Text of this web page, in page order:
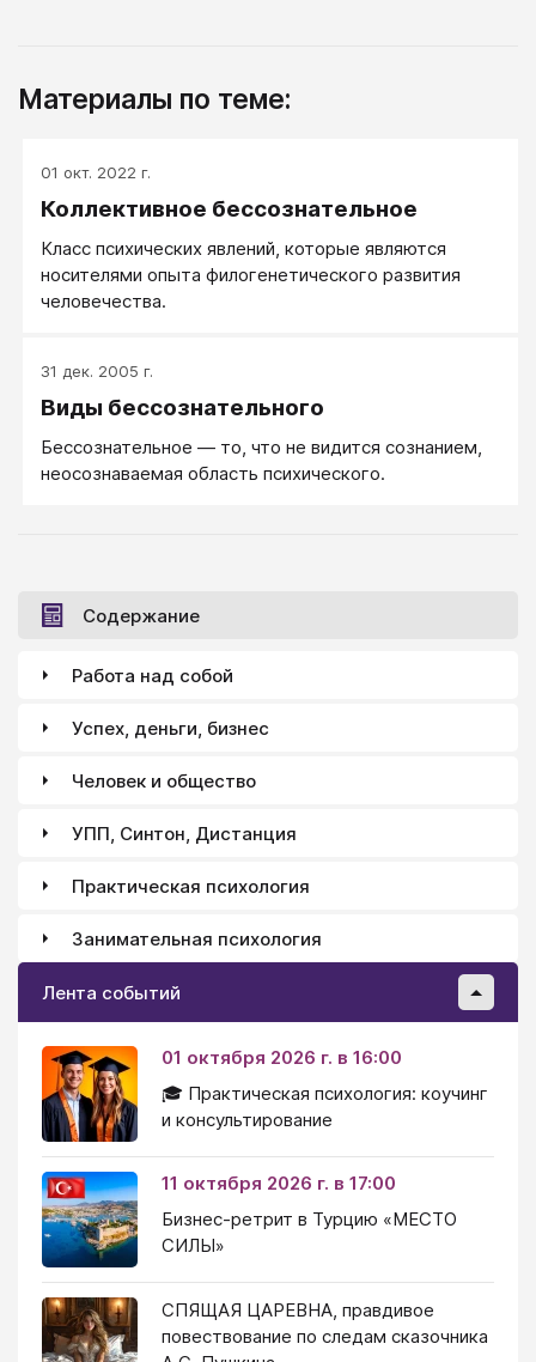
Материалы по теме:
01 окт. 2022 г.
Коллективное бессознательное
Класс психических явлений, которые являются
носителями опыта филогенетического развития
человечества.
31 дек. 2005 г.
Виды бессознательного
Бессознательное — то, что не видится сознанием,
неосознаваемая область психического.
Содержание
Работа над собой
Успех, деньги, бизнес
Человек и общество
УПП, Синтон, Дистанция
Практическая психология
Занимательная психология
Лента событий
01 октября 2026 г. в 16:00
🎓 Практическая психология: коучинг
и консультирование
11 октября 2026 г. в 17:00
Бизнес-ретрит в Турцию «МЕСТО
СИЛЫ»
СПЯЩАЯ ЦАРЕВНА, правдивое
повествование по следам сказочника